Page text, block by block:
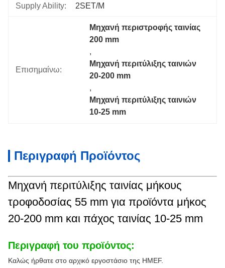
Supply Ability: 2SET/M
Επισημαίνω:
Μηχανή περιστροφής ταινίας
200 mm
,
Μηχανή περιτύλιξης ταινιών
20-200 mm
,
Μηχανή περιτύλιξης ταινιών
10-25 mm
Περιγραφή Προϊόντος
Μηχανή περιτύλιξης ταινίας μήκους
τροφοδοσίας 55 mm για προϊόντα μήκος
20-200 mm και πάχος ταινίας 10-25 mm
Περιγραφή του προϊόντος:
Καλώς ήρθατε στο αρχικό εργοστάσιο της HMEF.